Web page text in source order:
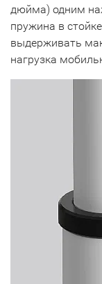
дюйма) одним
пружина в
выдерживать
нагрузка